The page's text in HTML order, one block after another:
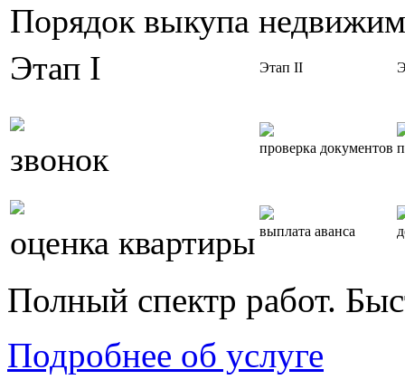
Порядок выкупа
Этап I
Этап II
звонок проверка документов
оценка квартиры выплата аванса
Полный спектр работ.
Подробнее об услуге